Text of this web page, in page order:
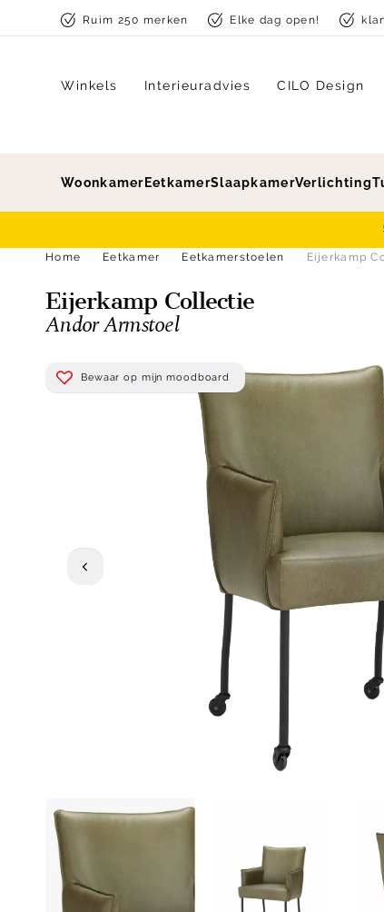
Skip to contentRuim 250 merken Elke dag open!
Winkels Interieuradvies CILO Design
Woonkamer EetkamerSlaapkamerVerlichting
Home
Eetkamer Eetkamerstoelen Eijerkamp
Eijerkamp Collectie
Andor Armstoel
Bewaar op mijn moodboard